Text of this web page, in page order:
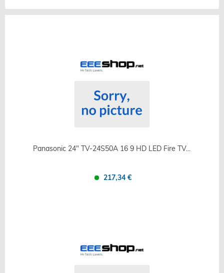
Panasonic 24" TV-24S50A 16 9 HD LED Fire TV...
217,34 €